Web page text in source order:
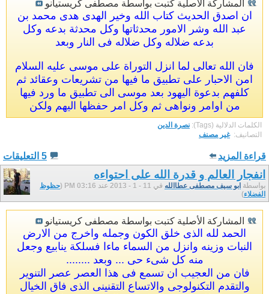
المشاركة الأصلية كتبت بواسطة مصطفى كريستيانو
ان اصدق الحديث كتاب الله وخير الهدى هدى محمد بن
عبد الله وشر الامور محدثاتها وكل محدثة بدعه وكل
بدعه ضلاله وكل ضلاله فى النار وبعد
فان الله تعالى لما انزل التوراة على موسى عليه السلام
امن الاحبار على تطبيق ما فيها من تشريعات وعقائد ثم
كلفهم بدعوة اليهود بعد موسى الى تطبيق ما ورد فيها
من اوامر ونواهى ثم وكل امر حفظها اليهم ولكن
الكلمات الدلالية (Tags):
نصرة الدين
التصانيف: ‏غير مصنف
5 التعليقات قراءة المزيد
انفجار العالم و قدرة الله على احتواءه
بواسطة ابو سيف مصطفى عطاالله في 11 - 1 - 2013 عند 03:16 PM (
حظوظ
الفضلاء)
المشاركة الأصلية كتبت بواسطة مصطفى كريستيانو
الحمد لله الذى خلق الكون وجمله واخرج من الارض
النبات وزينه وانزل من السماء ماءا فسلكة ينابيع وجعل
منه كل شىء حى ... وبعد ........
فان من العجيب ان تسمع فى هذا العصر عصر التنوير
والتقدم التكنولوجى والاتساع التقنينى الذى فاق الخيال